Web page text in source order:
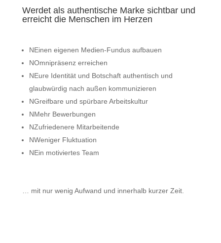
Werdet als authentische Marke sichtbar und
erreicht die Menschen im Herzen
NEinen eigenen Medien-Fundus aufbauen
NOmnipräsenz erreichen
NEure Identität und Botschaft authentisch und
glaubwürdig nach außen kommunizieren
NGreifbare und spürbare Arbeitskultur
NMehr Bewerbungen
NZufriedenere Mitarbeitende
NWeniger Fluktuation
NEin motiviertes Team
… mit nur wenig Aufwand und innerhalb kurzer Zeit.